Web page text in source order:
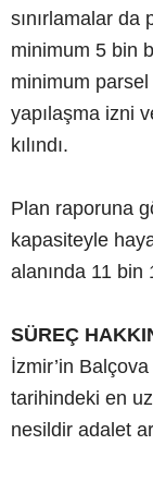
sınırlamalar da
minimum 5 bin
minimum
yapılaşma izni
kılındı.
Plan raporuna
kapasiteyle
alanında 11 bin
SÜREÇ
İzmir’in
tarihindeki en
nesildir adalet